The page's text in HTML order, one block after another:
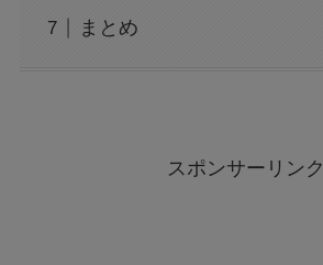
まとめ
スポンサーリンク